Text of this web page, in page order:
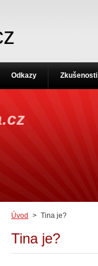
Úvod > Tina je?
Tina je?
Odkazy Zkušenosti